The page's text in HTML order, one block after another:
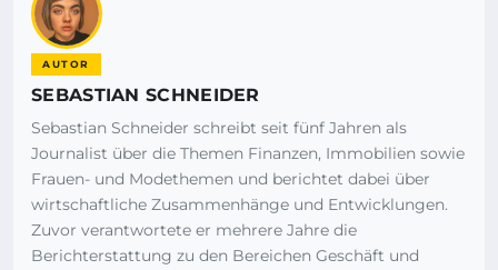
AUTOR
SEBASTIAN SCHNEIDER
Sebastian Schneider schreibt seit fünf Jahren als
Journalist über die Themen Finanzen, Immobilien sowie
Frauen- und Modethemen und berichtet dabei über
wirtschaftliche Zusammenhänge und Entwicklungen.
Zuvor verantwortete er mehrere Jahre die
Berichterstattung zu den Bereichen Geschäft und